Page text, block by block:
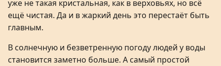
уже не такая кристальная, как в верховьях, но всё
ещё чистая. Да и в жаркий день это перестаёт быть
главным.
В солнечную и безветренную погоду людей у воды
становится заметно больше. А самый простой